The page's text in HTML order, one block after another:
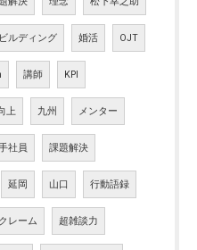
ルディング 婚活 OJT
講師 KPI
上 九州 メンター
社員 課題解決
延岡 山口 行動語録
クレーム 超雑談力